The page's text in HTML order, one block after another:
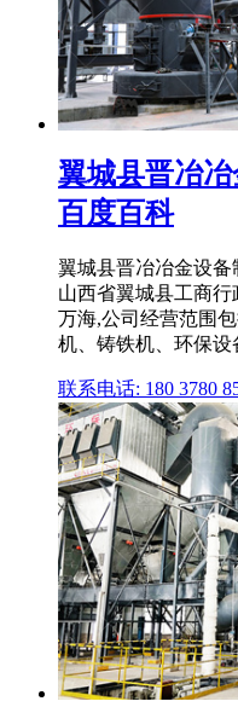
翼城县晋冶冶
百度百科
翼城县晋冶冶金设备
山西省翼城县工商
万海,公司经营范围
机、铸铁机、环保设
联系电话: 180 3780